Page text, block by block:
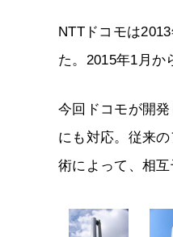
NTTドコモは
た。2015年1月か
今回ドコモが開
にも対応。従来
術によって、相